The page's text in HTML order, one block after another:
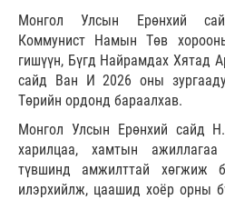
Монгол Улсын Ерөнхий
Коммунист Намын Төв
гишүүн, Бүгд Найрамдах Хятад
сайд Ван И 2026 оны
Төрийн ордонд бараалхав.
Монгол Улсын Ерөнхий сайд
харилцаа, хамтын
түвшинд амжилттай хөгжиж
илэрхийлж, цаашид хоёр орны